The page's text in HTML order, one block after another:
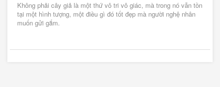
Không phải cây giả là một thứ vô tri vô giác, mà trong nó vẫn tồn
tại một hình tượng, một điều gì đó tốt đẹp mà người nghệ nhân
muốn gửi gắm.